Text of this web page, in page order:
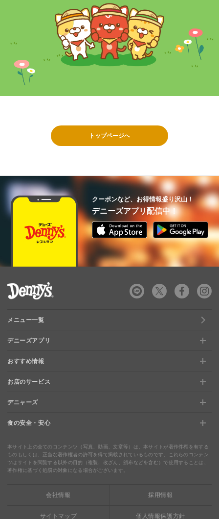
トップページへ
クーポンなど、お得情報盛り沢山！
デニーズアプリ配信中！
メニュー一覧
デニーズアプリ
新規登録、移行方法について
特典と交換できる！「デニーズポイント」
ステージアップでさらにお得！「ぷに」
最新情報をチェック
おすすめ情報
おすすめ情報
【店舗限定】ドキドキくじ
夏のデニーズめぐり
ウェルネス
完全メシ
お店のサービス
お店のサービス
地域の使える商品券＆子育て支援サービス
ブルーシーフード
ドリンクバー1杯お持ち帰り
デニャーズ
デニャーズ
わくわくファイル
デニャーズまんが
食の安全・安心
食の安全・安心
食の安全・安心への取り組み
本サイト上の全てのコンテンツ（写真、動画、文章等）は、本サイトが著作件権を有する
ものもしくは、正当な著作権者の許可を得て掲載されているものです。これらのコンテン
ツはサイトを閲覧する以外の目的（複製、改ざん、頒布などを含む）で使用することは、
著作権に基づく処罰の対象になる場合がございます。
会社情報 採用情報
サイトマップ 個人情報保護方針